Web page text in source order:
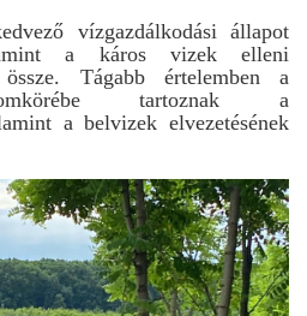
vízgazdálkodási állapot
a káros vizek elleni
Tágabb értelemben a
tartoznak a
a belvizek elvezetésének